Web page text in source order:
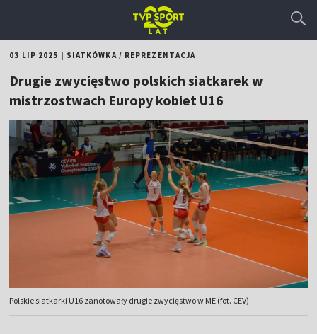
03 LIP 2025 SIATKÓWKA/ REPREZENTACJA
Drugie zwycięstwo polskich siatkarek w
mistrzostwach Europy kobiet U16
Polskie siatkarki U16 zanotowały drugie zwycięstwo w ME (fot. CEV)